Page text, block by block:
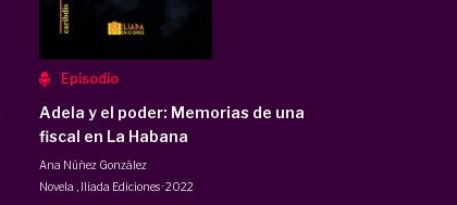
Episodio
Adela y el poder: Memorias de una
fiscal en La Habana
Ana Núñez González
Novela
Iliada Ediciones·2022